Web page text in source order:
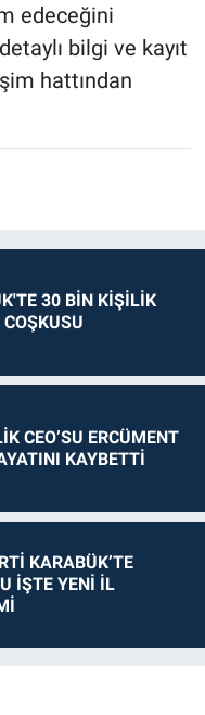
edeceğini
bilgi ve kayıt
hattından
30 BİN KİŞİLİK
COŞKUSU
CEO’SU ERCÜMENT
KAYBETTİ
KARABÜK’TE
İŞTE YENİ İL